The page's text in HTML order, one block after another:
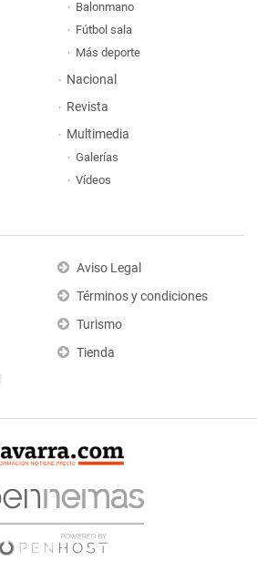
Balonmano
Fútbol sala
Más deporte
Nacional
Revista
Multimedia
Galerías
Vídeos
Aviso Legal
Términos y condiciones
Turismo
Tienda